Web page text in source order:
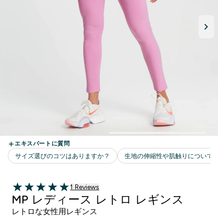
5 out of 5 stars
1 ＋件の口コミ
1 Reviews
MP レディース レトロ レギンス
レトロな女性用レギンス